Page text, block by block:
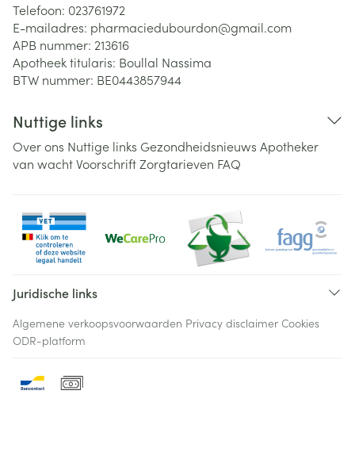
Telefoon: 023761972
E-mailadres: pharmaciedubourdon@gmail.com
APB nummer: 213616
Apotheek titularis: Boullal Nassima
BTW nummer: BE0443857944
Nuttige links
Over ons Nuttige links Gezondheidsnieuws Apotheker
van wachtVoorschriftZorgtarieven FAQ
Juridische links
Algemene verkoopsvoorwaarden Privacy disclaimer Cookies
ODR-platform